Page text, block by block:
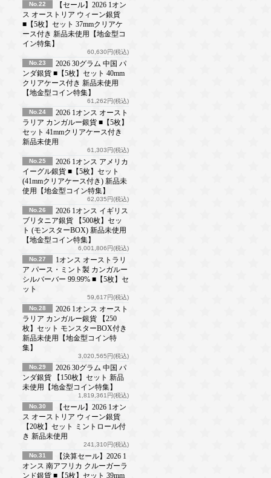
No.22
【セール】2026 1オン
ス オーストリア ウィーン銀貨
■【5枚】セット 37mmクリアケ
ース付き 新品未使用【地金型コ
イン特集】
60,630円(税込)
No.23
2026 30グラム 中国 パ
ンダ銀貨 ■【5枚】セット 40mm
クリアケース付き 新品未使用
【地金型コイン特集】
61,262円(税込)
No.24
2026 1オンス オースト
ラリア カンガルー銀貨 ■【5枚】
セット 41mmクリアケース付き
新品未使用
61,303円(税込)
No.25
2026 1オンス アメリカ
イーグル銀貨 ■【5枚】セット
(41mmクリアケース付き) 新品未
使用【地金型コイン特集】
62,035円(税込)
No.26
2026 1オンス イギリス
ブリタニア銀貨 【500枚】セッ
ト (モンスターBOX) 新品未使用
【地金型コイン特集】
6,001,806円(税込)
No.27
1オンス オーストラリ
ア パース・ミント製 カンガルー
シルバーバー 99.99% ■【5枚】セ
ット
59,617円(税込)
No.28
2026 1オンス オースト
ラリア カンガルー銀貨 【250
枚】セット モンスターBOX付き
新品未使用【地金型コイン特
集】
3,020,565円(税込)
No.29
2026 30グラム 中国 パ
ンダ銀貨 【150枚】セット 新品
未使用【地金型コイン特集】
1,819,361円(税込)
No.30
【セール】2026 1オン
ス オーストリア ウィーン銀貨
【20枚】セット ミントロール付
き 新品未使用
241,310円(税込)
No.31
【決算セール】2026 1
オンス 南アフリカ クルーガーラ
ンド銀貨 ■【5枚】セット 39mm